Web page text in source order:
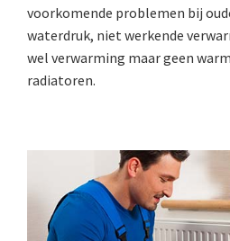
voorkomende problemen bij
waterdruk, niet werkende
wel verwarming maar geen
radiatoren.